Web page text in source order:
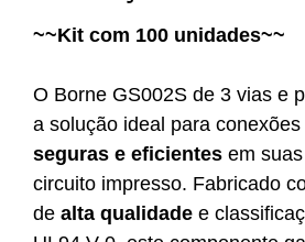
~~Kit com 100 unidades~~
O Borne GS002S de 3 vias e
a solução ideal para
seguras e eficientes em
circuito impresso. Fabricado
de alta qualidade e